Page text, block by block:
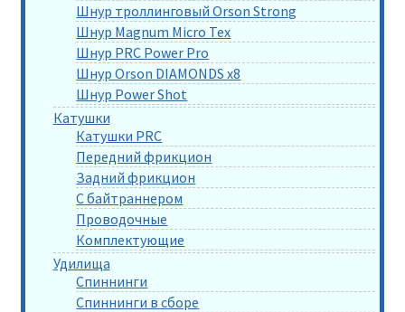
Шнур троллинговый Orson Strong
Шнур Magnum Micro Tex
Шнур PRC Power Pro
Шнур Orson DIAMONDS x8
Шнур Power Shot
Катушки
Катушки PRC
Передний фрикцион
Задний фрикцион
С байтраннером
Проводочные
Комплектующие
Удилища
Спиннинги
Спиннинги в сборе